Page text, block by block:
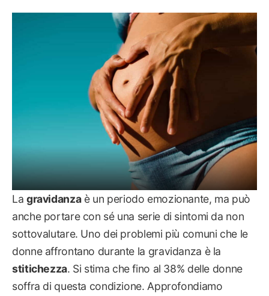
La gravidanzaè un periodo emozionante, ma può
anche portare con sé una serie di sintomi da non
sottovalutare. Uno dei problemi più comuni che le
donne affrontano durante la gravidanza è la
stitichezza. Si stima che fino al 38% delle donne
soffra di questa condizione. Approfondiamo